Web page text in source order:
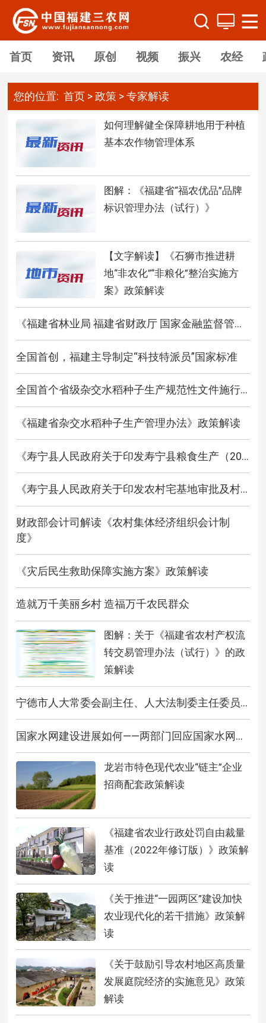
首页 资讯 原创 视频 振兴 农经
您的位置:首页 >政策 >专家解读
如何理解健全保障耕地用于种植
基本农作物管理体系
图解：《福建省“福农优品”品牌
标识管理办法（试行）》
【文字解读】《石狮市推进耕
地“非农化”“非粮化”整治实施方
案》政策解读
《福建省林业局 福建省财政厅 国家金融监督管...
全国首创，福建主导制定“科技特派员”国家标准
全国首个省级杂交水稻种子生产规范性文件施行...
《福建省杂交水稻种子生产管理办法》政策解读
《寿宁县人民政府关于印发寿宁县粮食生产（20...
《寿宁县人民政府关于印发农村宅基地审批及村...
财政部会计司解读《农村集体经济组织会计制
度》
《灾后民生救助保障实施方案》政策解读
造就万千美丽乡村 造福万千农民群众
图解：关于《福建省农村产权流
转交易管理办法（试行）》的政
策解读
宁德市人大常委会副主任、人大法制委主任委员...
国家水网建设进展如何——两部门回应国家水网...
龙岩市特色现代农业“链主”企业
招商配套政策解读
《福建省农业行政处罚自由裁量
基准（2022年修订版）》政策解
读
《关于推进“一园两区”建设加快
农业现代化的若干措施》政策解
读
《关于鼓励引导农村地区高质量
发展庭院经济的实施意见》政策
解读